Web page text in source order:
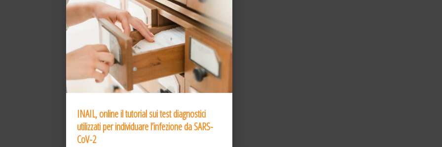
INAIL, online il tutorial sui test diagnostici
utilizzati per individuare l’infezione da SARS-
CoV-2